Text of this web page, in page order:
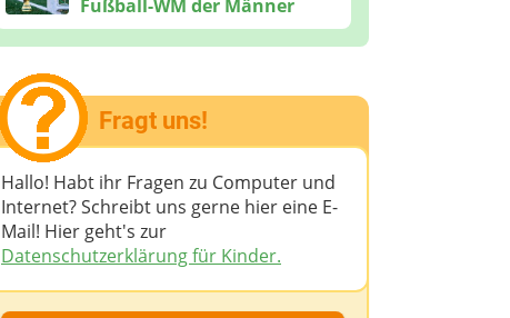
Fußball-WM der Männer
Fragt uns!
Hallo! Habt ihr Fragen zu Computer und
Internet? Schreibt uns gerne hier eine E-
Mail! Hier geht's zur
Datenschutzerklärung für Kinder.